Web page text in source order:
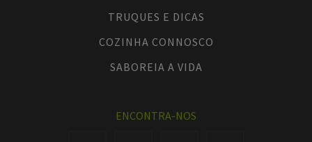
TRUQUES E DICAS
COZINHA CONNOSCO
SABOREIA A VIDA
ENCONTRA-NOS